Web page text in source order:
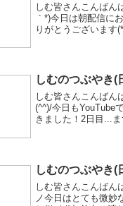
しむ皆さんこんばん
｀*)今日は朝配信に
りがとうございます
しむのつぶやき(
しむ皆さんこんばん
(^^)/今日もYouTube
きました！2日目...
しむのつぶやき(
しむ皆さんこんばん
ノ今日はとても微妙